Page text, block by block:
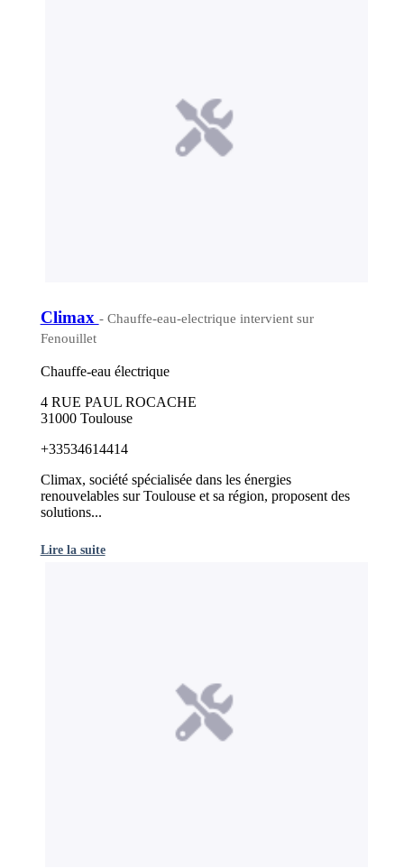
Climax - Chauffe-eau-electrique intervient sur
Fenouillet
Chauffe-eau électrique
4 RUE PAUL ROCACHE
31000 Toulouse
+33534614414
Climax, société spécialisée dans les énergies
renouvelables sur Toulouse et sa région, proposent des
solutions...
Lire la suite